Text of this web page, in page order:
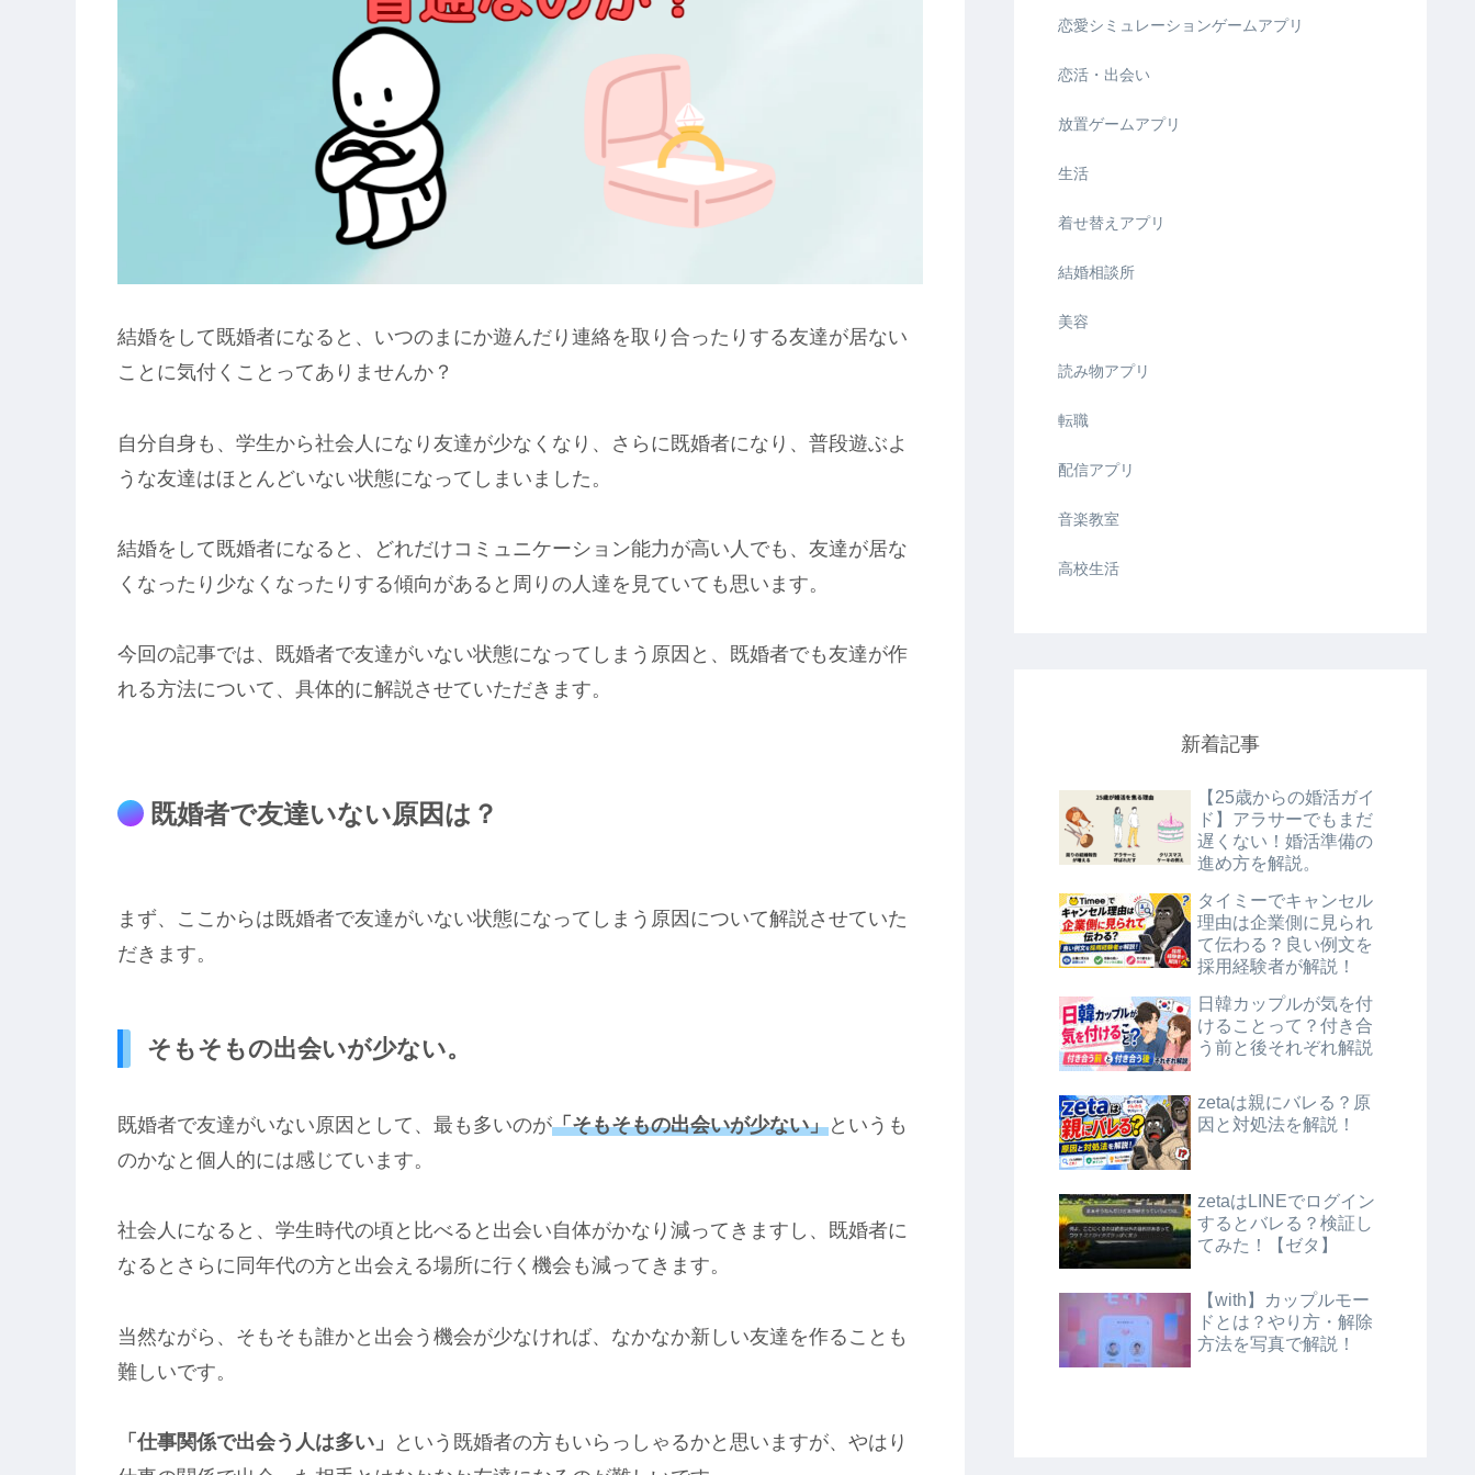
結婚をして既婚者になると、いつのまにか遊んだり連絡を取り合ったりする友達が居ない
ことに気付くことってありませんか？
自分自身も、学生から社会人になり友達が少なくなり、さらに既婚者になり、普段遊ぶよ
うな友達はほとんどいない状態になってしまいました。
結婚をして既婚者になると、どれだけコミュニケーション能力が高い人でも、友達が居な
くなったり少なくなったりする傾向があると周りの人達を見ていても思います。
今回の記事では、既婚者で友達がいない状態になってしまう原因と、既婚者でも友達が作
れる方法について、具体的に解説させていただきます。
既婚者で友達いない原因は？
まず、ここからは既婚者で友達がいない状態になってしまう原因について解説させていた
だきます。
そもそもの出会いが少ない。
既婚者で友達がいない原因として、最も多いのが「そもそもの出会いが少ない」というも
のかなと個人的には感じています。
社会人になると、学生時代の頃と比べると出会い自体がかなり減ってきますし、既婚者に
なるとさらに同年代の方と出会える場所に行く機会も減ってきます。
当然ながら、そもそも誰かと出会う機会が少なければ、なかなか新しい友達を作ることも
難しいです。
「仕事関係で出会う人は多い」
という既婚者の方もいらっしゃるかと思いますが、やはり
恋愛シミュレーションゲームアプリ
恋活・出会い
放置ゲームアプリ
生活
着せ替えアプリ
結婚相談所
美容
読み物アプリ
転職
配信アプリ
音楽教室
高校生活
新着記事
【25歳からの婚活ガイ
ド】アラサーでもまだ
遅くない！婚活準備の
進め方を解説。
タイミーでキャンセル
理由は企業側に見られ
て伝わる？良い例文を
採用経験者が解説！
日韓カップルが気を付
けることって？付き合
う前と後それぞれ解説
zetaは親にバレる？原
因と対処法を解説！
zetaはLINEでログイン
するとバレる？検証し
てみた！【ゼタ】
【with】カップルモー
ドとは？やり方・解除
方法を写真で解説！